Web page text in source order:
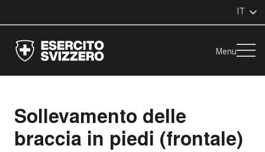
IT
Menu
Sollevamento delle
braccia in piedi (frontale)